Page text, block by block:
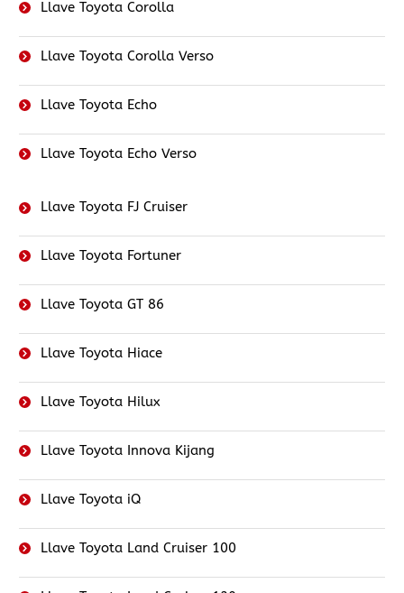
Llave Toyota Corolla
Llave Toyota Corolla Verso
Llave Toyota Echo
Llave Toyota Echo Verso
Llave Toyota FJ Cruiser
Llave Toyota Fortuner
Llave Toyota GT 86
Llave Toyota Hiace
Llave Toyota Hilux
Llave Toyota Innova Kijang
Llave Toyota iQ
Llave Toyota Land Cruiser 100